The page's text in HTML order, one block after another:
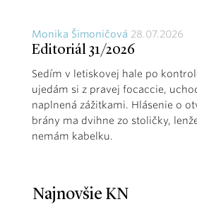
Monika Šimoničová 28.07.2026
Editoriál 31/2026
Sedím v letiskovej hale po
ujedám si z pravej focaccie,
naplnená zážitkami. Hlásenie o
brány ma dvihne zo stoličky,
nemám kabelku.
Najnovšie KN